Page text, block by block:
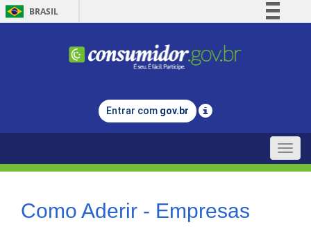
BRASIL
Comunica BR
Legislação
Entrar com gov.br
Toggle
Como Aderir - Empresas